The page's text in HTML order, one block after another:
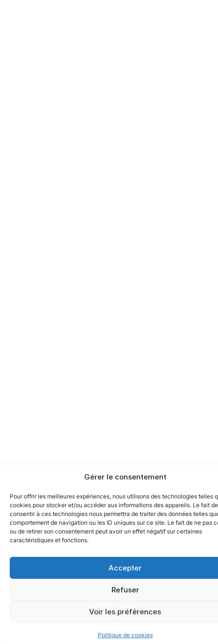
Gérer le consentement
Pour offrir les meilleures expériences, nous utilisons des technologies telles
cookies pour stocker et/ou accéder aux informations des appareils. Le fait de
consentir à ces technologies nous permettra de traiter des données telles
comportement de navigation ou les ID uniques sur ce site. Le fait de ne pas
ou de retirer son consentement peut avoir un effet négatif sur certaines
caractéristiques et fonctions.
Accepter
Refuser
Voir les préférences
Politique de cookies